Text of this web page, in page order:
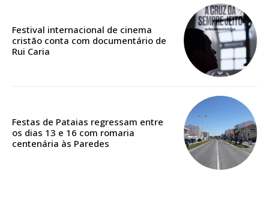
DIGITAL ANUAL
16€
Acesso ao conteúdo online
Acesso aos conteúdos Exclusivos para
Festival internacional de cinema
cristão conta com documentário de
Rui Caria
Festas de Pataias regressam entre
os dias 13 e 16 com romaria
centenária às Paredes